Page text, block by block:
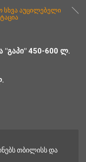
სხვა აუცილებელი
"ᲒᲐᲞᲘ" 450-600 Ლ.
ᲗᲑᲘᲚᲘᲡᲡ ᲓᲐ